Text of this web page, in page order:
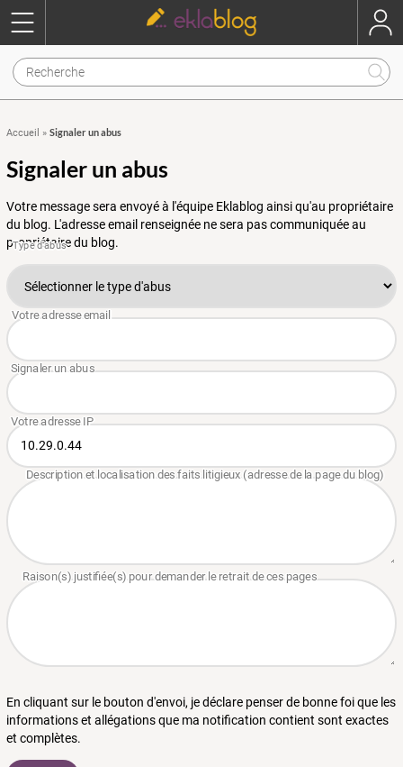
Accueil » Signaler un abus
Signaler un abus
Votre message sera envoyé à l'équipe Eklablog ainsi qu'au propriétaire
du blog. L'adresse email renseignée ne sera pas communiquée au
propriétaire du blog.
En cliquant sur le bouton d'envoi, je déclare penser de bonne foi que les
informations et allégations que ma notification contient sont exactes
et complètes.